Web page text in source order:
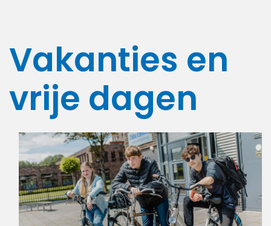
Vakanties en
vrije dagen